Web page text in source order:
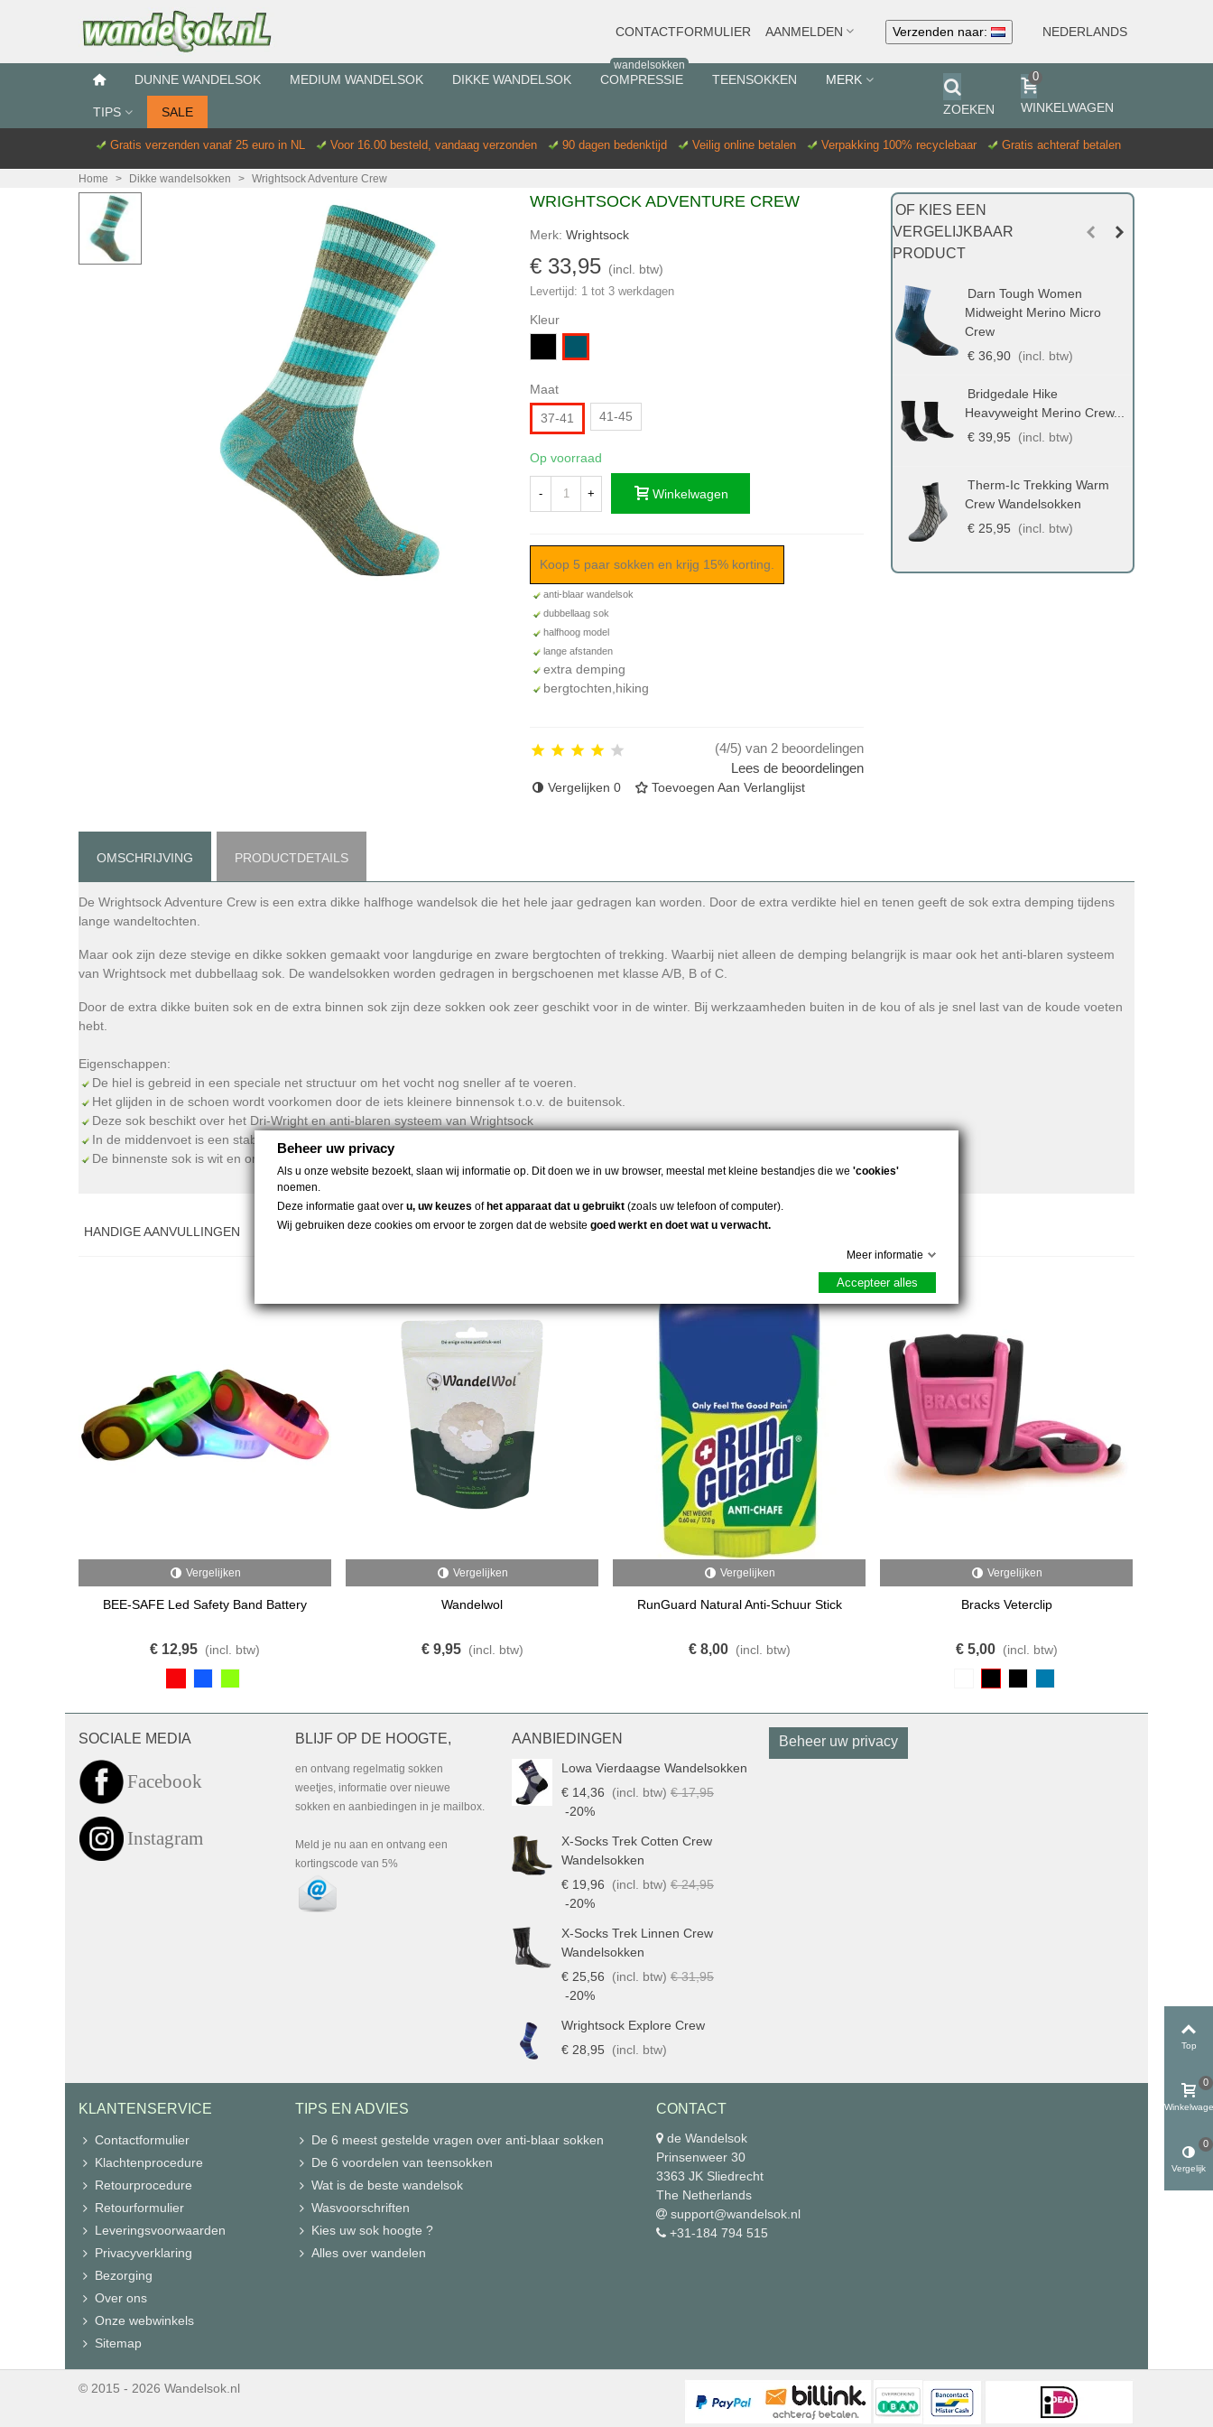
CONTACTFORMULIER AANMELDEN Verzenden naar: NEDERLANDS
DUNNE WANDELSOK MEDIUM WANDELSOK DIKKE WANDELSOK COMPRESSIE
wandelsokken
TEENSOKKEN MERK
TIPS SALE ZOEKEN
0
WINKELWAGEN
Gratis verzenden vanaf 25 euro in NL Voor 16.00 besteld, vandaag verzonden 90 dagen bedenktijd Veilig online betalen Verpakking 100% recyclebaar Gratis achteraf betalen
Home > Dikke wandelsokken > Wrightsock Adventure Crew
WRIGHTSOCK ADVENTURE CREW
Merk: Wrightsock
€ 33,95 (incl. btw)
Levertijd: 1 tot 3 werkdagen
Kleur
Maat
37-41
41-45
Op voorraad
- + Winkelwagen
Koop 5 paar sokken en krijg 15% korting.
anti-blaar wandelsok
dubbellaag sok
halfhoog model
lange afstanden
extra demping
bergtochten,hiking
(4/5) van 2 beoordelingen
Lees de beoordelingen
Vergelijken 0 Toevoegen Aan Verlanglijst
OF KIES EEN
VERGELIJKBAAR
PRODUCT
Darn Tough Women
Midweight Merino Micro
Crew
€ 36,90 (incl. btw)
Bridgedale Hike
Heavyweight Merino Crew...
€ 39,95
(incl. btw)
Therm-Ic Trekking Warm
Crew Wandelsokken
€ 25,95
(incl. btw)
OMSCHRIJVING PRODUCTDETAILS
De Wrightsock Adventure Crew is een extra dikke halfhoge wandelsok die het hele jaar gedragen kan worden. Door de extra verdikte hiel en tenen geeft de sok extra demping tijdens
lange wandeltochten.
Maar ook zijn deze stevige en dikke sokken gemaakt voor langdurige en zware bergtochten of trekking. Waarbij niet alleen de demping belangrijk is maar ook het anti-blaren systeem
van Wrightsock met dubbellaag sok. De wandelsokken worden gedragen in bergschoenen met klasse A/B, B of C.
Door de extra dikke buiten sok en de extra binnen sok zijn deze sokken ook zeer geschikt voor in de winter. Bij werkzaamheden buiten in de kou of als je snel last van de koude voeten
hebt.
Eigenschappen:
De hiel is gebreid in een speciale net structuur om het vocht nog sneller af te voeren.
Het glijden in de schoen wordt voorkomen door de iets kleinere binnensok t.o.v. de buitensok.
Deze sok beschikt over het Dri-Wright en anti-blaren systeem van Wrightsock
In de middenvoet is een stabilisatie zone aangebracht waardoor er grip ontstaat, zelfs bij zijwaartse bewegingen
De binnenste sok is wit en ongeverfd waardoor het gezond is voor de voeten
HANDIGE AANVULLINGEN
Vergelijken
BEE-SAFE Led Safety Band Battery
€ 12,95 (incl. btw)
Vergelijken
Wandelwol
€ 9,95 (incl. btw)
Vergelijken
RunGuard Natural Anti-Schuur Stick
€ 8,00 (incl. btw)
Vergelijken
Bracks Veterclip
€ 5,00 (incl. btw)
SOCIALE MEDIA
Facebook
Instagram
BLIJF OP DE HOOGTE,
en ontvang regelmatig sokken
weetjes, informatie over nieuwe
sokken en aanbiedingen in je mailbox.
Meld je nu aan en ontvang een
kortingscode van 5%
AANBIEDINGEN
Lowa Vierdaagse Wandelsokken
€ 14,36
(incl. btw) € 17,95
-20%
X-Socks Trek Cotten Crew
Wandelsokken
€ 19,96
(incl. btw) € 24,95
-20%
X-Socks Trek Linnen Crew
Wandelsokken
€ 25,56
(incl. btw) € 31,95
-20%
Wrightsock Explore Crew
€ 28,95
(incl. btw)
Beheer uw privacy
KLANTENSERVICE
Contactformulier
Klachtenprocedure
Retourprocedure
Retourformulier
Leveringsvoorwaarden
Privacyverklaring
Bezorging
Over ons
Onze webwinkels
Sitemap
TIPS EN ADVIES
De 6 meest gestelde vragen over anti-blaar sokken
De 6 voordelen van teensokken
Wat is de beste wandelsok
Wasvoorschriften
Kies uw sok hoogte ?
Alles over wandelen
CONTACT
de Wandelsok
Prinsenweer 30
3363 JK Sliedrecht
The Netherlands
support@wandelsok.nl
+31-184 794 515
© 2015 - 2026 Wandelsok.nl
Top
0
Vergelijk
0
Beheer uw privacy
Als u onze website bezoekt, slaan wij informatie op. Dit doen we in uw browser, meestal met kleine bestandjes die we 'cookies'
noemen.
Deze informatie gaat over u, uw keuzes ofhet apparaat dat u gebruikt (zoals uw telefoon of computer).
Wij gebruiken deze cookies om ervoor te zorgen dat de website goed werkt en doet wat u verwacht.
Meer informatie
Accepteer alles